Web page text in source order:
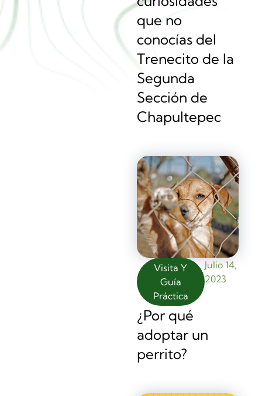
que no
conocías del
Trenecito de la
Segunda
Sección de
Chapultepec
Visita Y
Guía
Práctica
Julio 14,
2023
¿Por qué
adoptar un
perrito?